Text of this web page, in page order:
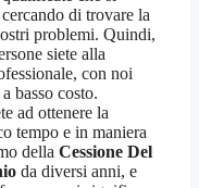
di trovare la
problemi. Quindi,
siete alla
con noi
basso costo.
ad ottenere la
tempo e in maniera
della Cessione Del
da diversi anni, e